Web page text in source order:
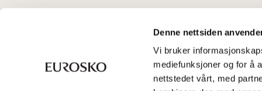
Denne nettsiden
Vi bruker
mediefunksjoner og for å
nettstedet vårt, med